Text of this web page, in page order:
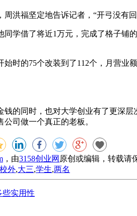
福坚定地告诉记者，“开弓没有
借了将近1万元，完成了格子铺
的75个改装到了112个，月营业
同时，也对大学创业有了更深层
司做一个真正的老板。
，由3158创业网 原创或编辑，转载请
校外,大三,学生,两名
些实用性